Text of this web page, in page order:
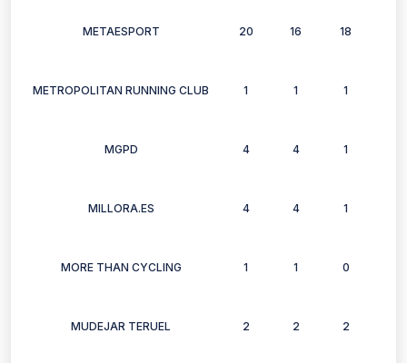
METAESPORT 20 16 18
METROPOLITAN RUNNING CLUB 1 1 1
MGPD 4 4 1
MILLORA.ES 4 4 1
MORE THAN CYCLING 1 1 0
MUDEJAR TERUEL 2 2 2